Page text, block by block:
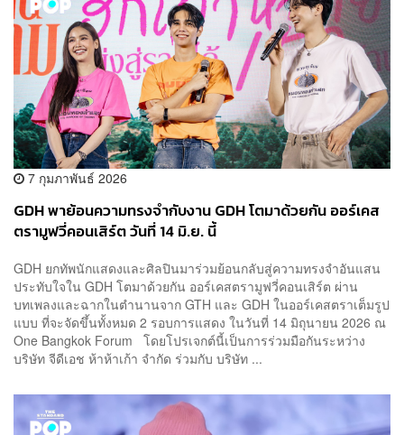
7 กุมภาพันธ์ 2026
GDH พาย้อนความทรงจำกับงาน GDH โตมาด้วยกัน ออร์เคส
ตรามูฟวี่คอนเสิร์ต วันที่ 14 มิ.ย. นี้
GDH ยกทัพนักแสดงและศิลปินมาร่วมย้อนกลับสู่ความทรงจำอันแสน
ประทับใจใน GDH โตมาด้วยกัน ออร์เคสตรามูฟวี่คอนเสิร์ต ผ่าน
บทเพลงและฉากในตำนานจาก GTH และ GDH ในออร์เคสตราเต็มรูป
แบบ ที่จะจัดขึ้นทั้งหมด 2 รอบการแสดง ในวันที่ 14 มิถุนายน 2026 ณ
One Bangkok Forum โดยโปรเจกต์นี้เป็นการร่วมมือกันระหว่าง
บริษัท จีดีเอช ห้าห้าเก้า จำกัด ร่วมกับ บริษัท ...